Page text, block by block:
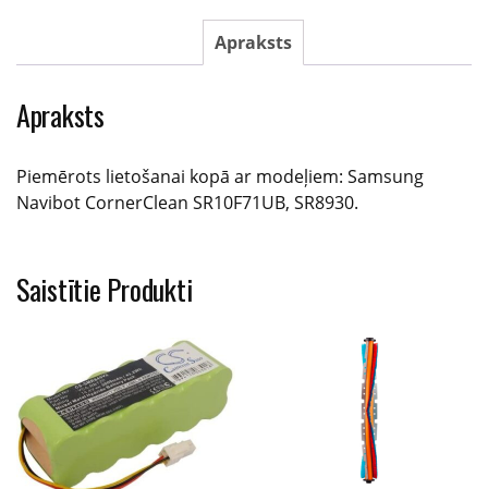
Apraksts
Apraksts
Piemērots lietošanai kopā ar modeļiem: Samsung
Navibot CornerClean SR10F71UB, SR8930.
Saistītie Produkti